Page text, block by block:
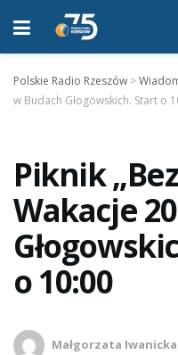
Polskie Radio Rzeszów >
w Budach Głogowskich. Start o
Piknik
Wakacje
o 10:00
Małgorzata Iwanicka